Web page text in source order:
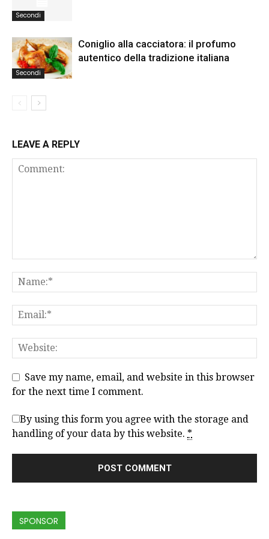
Secondi
Secondi
Coniglio alla cacciatora: il profumo
autentico della tradizione italiana
LEAVE A REPLY
Save my name, email, and website in this browser
for the next time I comment.
By using this form you agree with the storage and
handling of your data by this website. *
SPONSOR